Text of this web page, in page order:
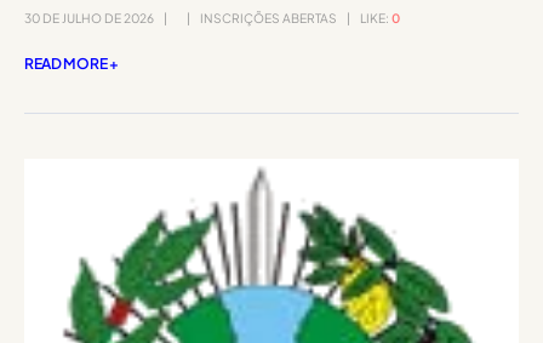
30 DE JULHO DE 2026 INSCRIÇÕES ABERTAS LIKE: 0
READ MORE +